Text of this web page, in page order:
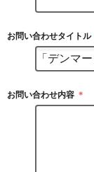
お問い合わせタイトル
お問い合わせ内容 ＊